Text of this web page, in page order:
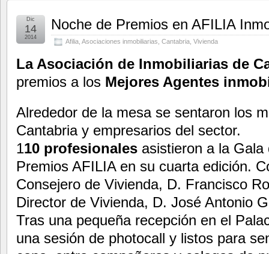
Noche de Premios en AFILIA
Afilia Asociaciones inmobiliarias Cantabria Vivienda
Dic
14
2014
La Asociación de Inmobiliarias de
premios a los Mejores Agentes
Alrededor de la mesa se sentaron los
Cantabria y empresarios del sector.
110 profesionales asistieron a la
Premios AFILIA en su cuarta edición.
Consejero de Vivienda, D. Francisco
Director de Vivienda, D. José Antonio
Tras una pequeña recepción en el
una sesión de photocall y listos para